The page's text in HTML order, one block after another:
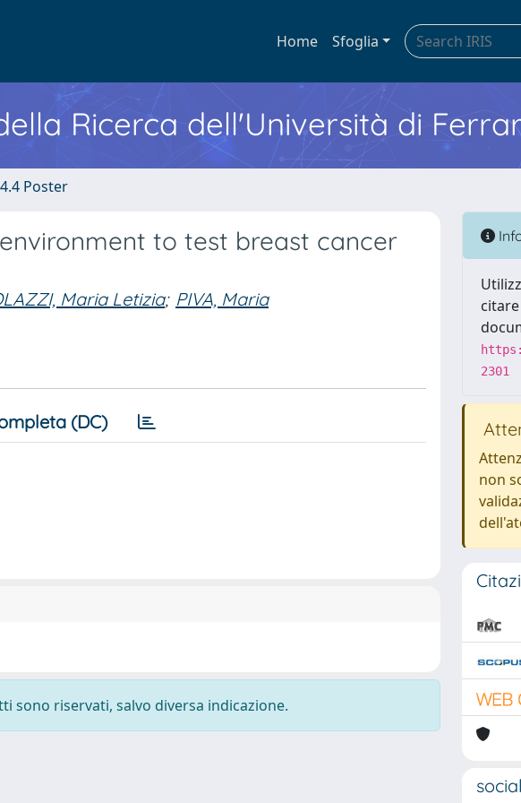
Home Sfoglia
Ricerca dell'Università di
Poster
to test breast cancer
Maria Letizia; PIVA, Maria
(DC)
sono riservati, salvo diversa indicazione.
2301
non